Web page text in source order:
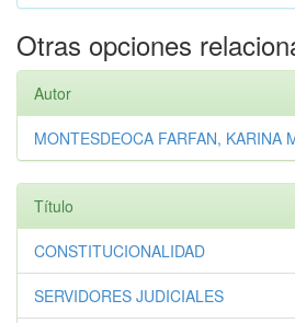
Otras opciones
Autor
MONTESDEOCA FARFAN, KARINA
Título
CONSTITUCIONALIDAD
SERVIDORES JUDICIALES